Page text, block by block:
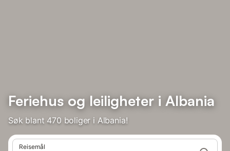
Feriehus og leiligheter i Albania
Søk blant 470 boliger i Albania!
Reisemål